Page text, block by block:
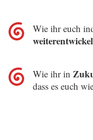
Wie ihr euch
Wie ihr in
dass es euch